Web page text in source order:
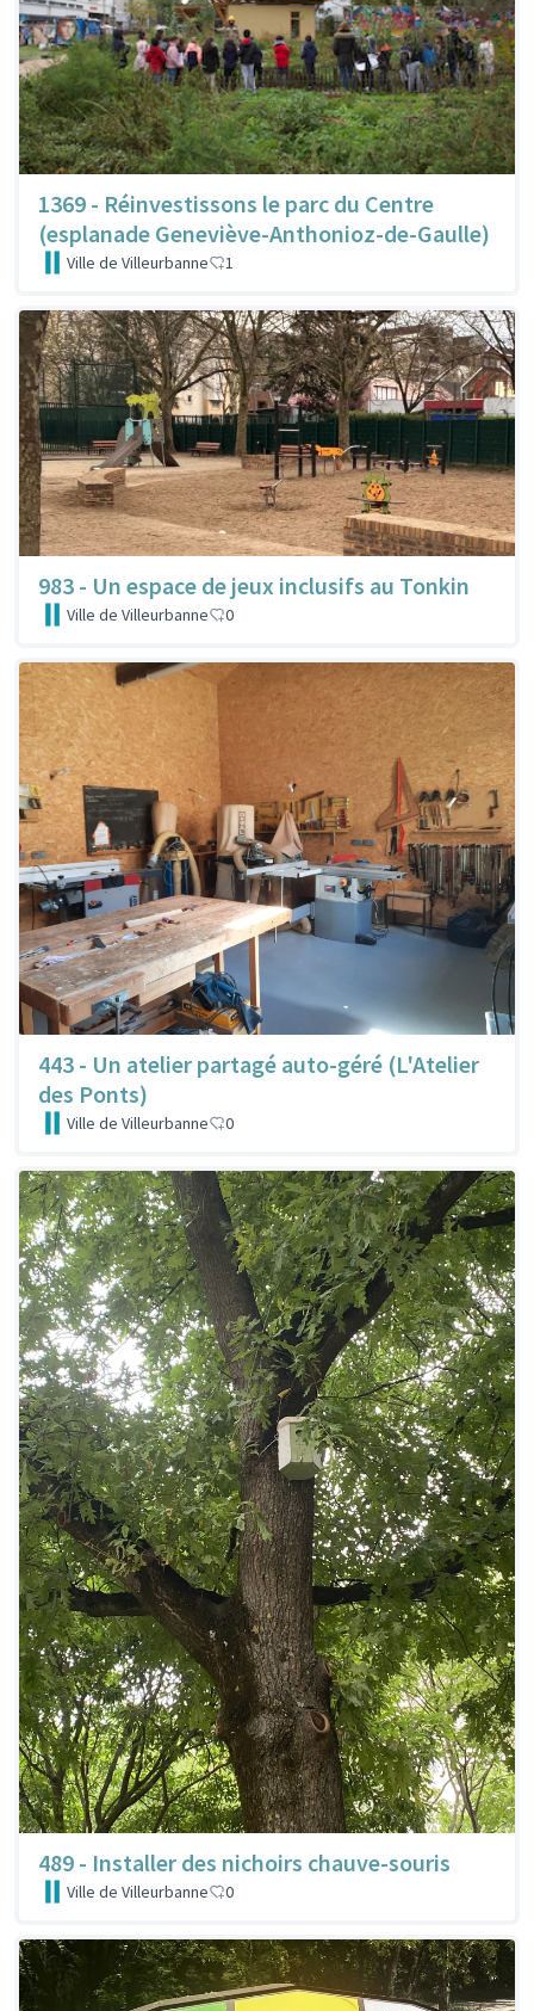
1369 - Réinvestissons le parc du Centre
(esplanade Geneviève-Anthonioz-de-Gaulle)
Ville de Villeurbanne 1
983 - Un espace de jeux inclusifs au Tonkin
Ville de Villeurbanne 0
443 - Un atelier partagé auto-géré (L'Atelier
des Ponts)
Ville de Villeurbanne 0
489 - Installer des nichoirs chauve-souris
Ville de Villeurbanne 0